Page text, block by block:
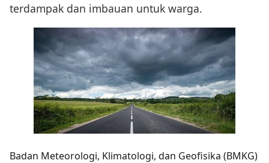
terdampak dan imbauan untuk warga.
Badan Meteorologi, Klimatologi, dan Geofisika (BMKG)